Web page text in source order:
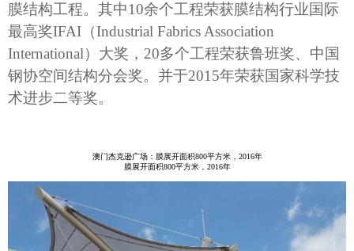
膜结构工程。其中10余个工程荣获膜结构行业国际
最高奖IFAI（Industrial Fabrics Association
International）大奖，20多个工程荣获鲁班奖、中国
钢协空间结构分会奖。并于2015年荣获国家科学技
术进步二等奖。
澳门杰克逊广场：膜展开面积800平方米，2016年
膜展开面积800平方米，2016年